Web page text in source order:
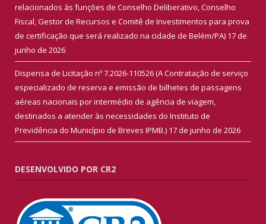
relacionados às funções de Conselho Deliberativo, Conselho
Fiscal, Gestor de Recursos e Comitê de Investimentos para prova
de certificação que será realizado na cidade de Belém/PA) 17 de
junho de 2026
Dispensa de Licitação nº 7.2026-110526 (A Contratação de serviço
especializado de reserva e emissão de bilhetes de passagens
aéreas nacionais por intermédio de agência de viagem,
destinados a atender às necessidades do Instituto de
Previdência do Município de Breves IPMB.) 17 de junho de 2026
DESENVOLVIDO POR CR2